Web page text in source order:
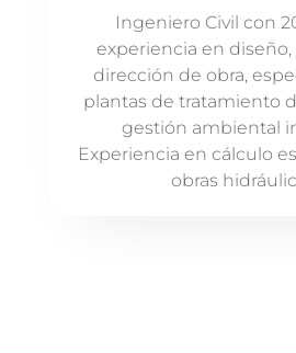
Ingeniero Civil con
experiencia en diseño,
dirección de obra,
plantas de tratamiento
gestión ambiental
Experiencia en cálculo
obras